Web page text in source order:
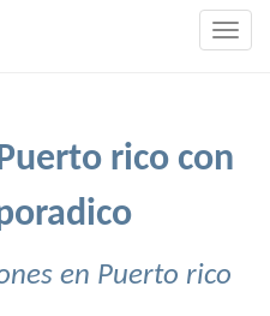
rico con
en Puerto rico